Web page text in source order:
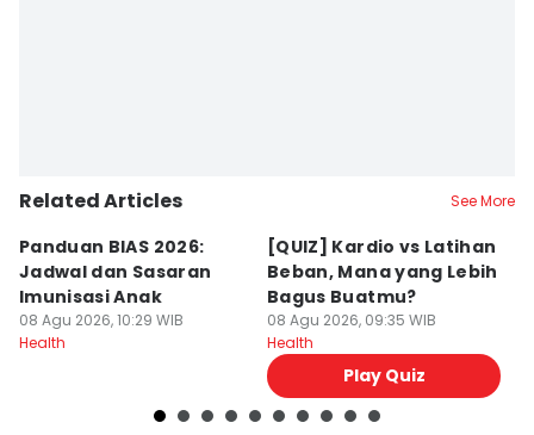
Related Articles See More
Panduan BIAS 2026:
Jadwal dan Sasaran
Imunisasi Anak
08 Agu 2026, 10:29 WIB
Health
[QUIZ] Kardio vs Latihan
Beban, Mana yang Lebih
Bagus Buatmu?
08 Agu 2026, 09:35 WIB
Health
Play Quiz